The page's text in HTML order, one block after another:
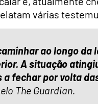
várias
ao longo
A situação
fechar por volta
The Guardian.